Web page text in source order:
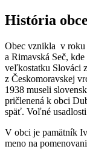
História
Obec vznikla v roku
a Rimavská Seč,
veľkostatku Slováci
z Českomoravskej
1938 museli
pričlenená k obci
späť. Voľné
V obci je pamätník
meno na